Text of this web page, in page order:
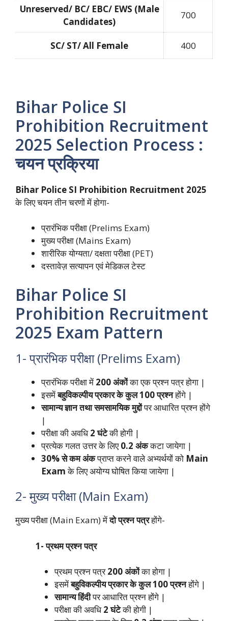
Unreserved/ BC/ EBC/ EWS (Male
Candidates)
700
SC/ ST/ All Female 400
Bihar Police SI
Prohibition Recruitment
2025 Selection Process :
चयन प्रक्रिया
Bihar Police SI Prohibition Recruitment 2025
के लिए चयन तीन चरणों में होगा-
प्रारंभिक परीक्षा (Prelims Exam)
मुख्य परीक्षा (Mains Exam)
शारीरिक योग्यता/ दक्षता परीक्षा (PET)
दस्तावेज़ सत्यापन एवं मेडिकल टेस्ट
Bihar Police SI
Prohibition Recruitment
2025 Exam Pattern
1- प्रारंभिक परीक्षा (Prelims Exam)
प्रारंभिक परीक्षा में 200 अंकोंका एक प्रश्न पत्र होगा |
इसमेंबहुविकल्पीय प्रकार के कुल 100 प्रश्नहोंगे |
सामान्य ज्ञान तथा समसामयिक मुद्दोंपर आधारित प्रश्न होंगे
|
परीक्षा की अवधि2 घंटेकी होगी |
प्रत्येक गलत उत्तर के लिए0.2 अंककटा जायेगा |
30% से कम अंकप्राप्त करने वाले अभ्यर्थयों को Main
Examके लिए अयोग्य घोषित किया जायेगा |
2- मुख्य परीक्षा (Main Exam)
मुख्य परीक्षा (Main Exam) मेंदो प्रश्न पत्रहोंगे-
1- प्रथम प्रश्न पत्र
प्रथम प्रश्न पत्र200 अंकोंका होगा |
इसमेंबहुविकल्पीय प्रकार के कुल 100 प्रश्नहोंगे |
सामान्य हिंदीपर आधारित प्रश्न होंगे |
परीक्षा की अवधि2 घंटेकी होगी |